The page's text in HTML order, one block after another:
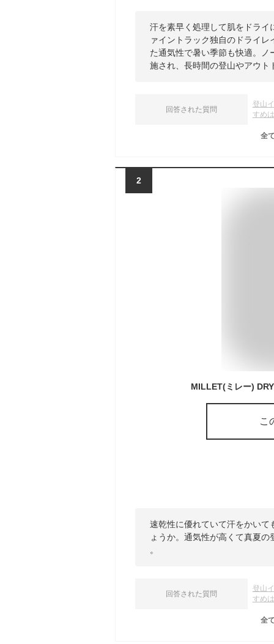
汗を素早く処理して肌をドラ
ァイントラック独自のドライ
た通気性で暑い季節も快適。
施され、長時間の登山やアウ
回答された質問
登山
すめ
全
2
こ
速乾性に優れていて汗をかい
ょうか。通気性が高くて真夏
。
回答された質問
登山
すめ
全